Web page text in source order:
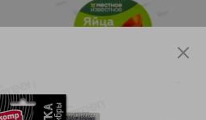
5.99